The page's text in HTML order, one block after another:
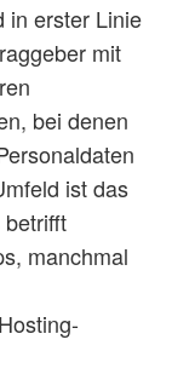
in erster Linie
mit
bei denen
ist das
manchmal